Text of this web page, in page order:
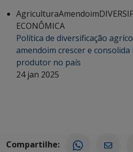
AgriculturaAmendoim
ECONÔMICA
Política de diversificação
amendoim crescer e
produtor no país
24 jan 2025
Compartilhe: